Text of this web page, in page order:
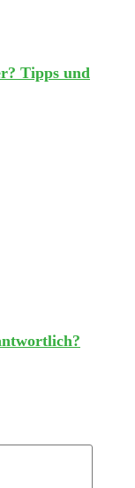
Tipps und